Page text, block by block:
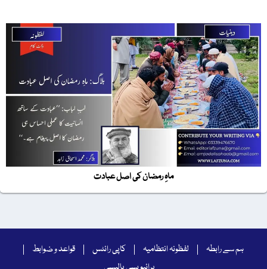
ماہِ رمضان کی اصل عبادت
ہم سے رابطہ لفظونہ انتظامیہ کاپی رائٹس
قواعد و ضوابط